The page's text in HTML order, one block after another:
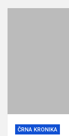
ČRNA KRONIKA